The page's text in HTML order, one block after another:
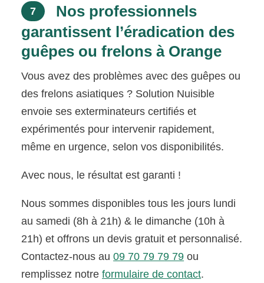
7
Nos professionnels
garantissent l’éradication des
guêpes ou frelons à Orange
Vous avez des problèmes avec des guêpes ou
des frelons asiatiques ? Solution Nuisible
envoie ses exterminateurs certifiés et
expérimentés pour intervenir rapidement,
même en urgence, selon vos disponibilités.
Avec nous, le résultat est garanti !
Nous sommes disponibles tous les jours lundi
au samedi (8h à 21h) & le dimanche (10h à
21h) et offrons un devis gratuit et personnalisé.
Contactez-nous au09 70 79 79 79 ou
remplissez notreformulaire de contact.